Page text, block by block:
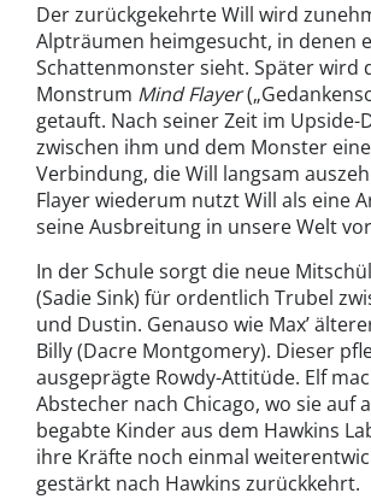
Der zurückgekehrte Will wird
Alpträumen heimgesucht, in denen
Schattenmonster sieht. Später wird
Monstrum Mind Flayer
getauft. Nach seiner Zeit im Upside-
zwischen ihm und dem Monster
Verbindung, die Will langsam
Flayer wiederum nutzt Will als eine
seine Ausbreitung in unsere Welt
In der Schule sorgt die neue
(Sadie Sink) für ordentlich Trubel
und Dustin. Genauso wie Max’
Billy (Dacre Montgomery). Dieser
ausgeprägte Rowdy-Attitüde. Elf
Abstecher nach Chicago, wo sie auf
begabte Kinder aus dem Hawkins
ihre Kräfte noch einmal
gestärkt nach Hawkins zurückkehrt.